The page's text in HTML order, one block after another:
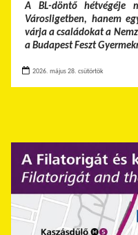
A BL-döntő
Városligetben, hanem
várja a családokat a
a Budapest Feszt
2026. május 28. csütörtök